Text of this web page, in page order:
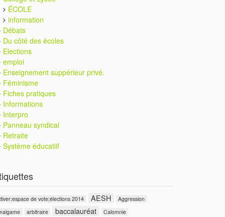
ÉCOLE
information
Débats
Du côté des écoles
Elections
emploi
Enseignement suppérieur privé.
Féminisme
Fiches pratiques
Informations
Interpro
Panneau syndical
Retraite
Système éducatiif
de vote;élections 2014 AESH
Aggression
arbitraire baccalauréat
Calomnie